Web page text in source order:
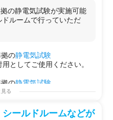
抗試験
セルの選別
空きがない場合の利用
評価環境を低コスト・短期
品質検証
自分の手で繰り返しながら
の静電気試験が実施可能
ルームで行っていただ
の静電気試験
用としてご使用ください。
の静電気試験
用としてご使用ください。
見る
シールドルームなどが